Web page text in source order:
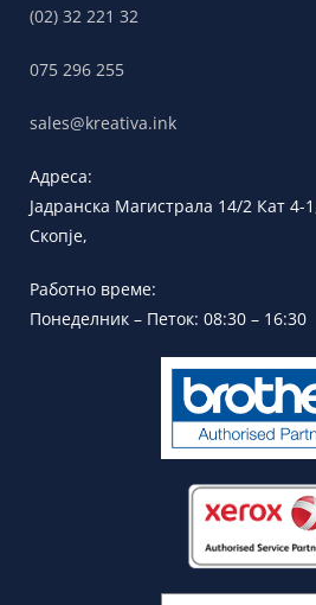
(02) 32 221 32
075 296 255
sales@kreativa.ink
Адреса:
Јадранска Магистрала 14/2 Кат 4-
Скопје,
Работно време:
Понеделник – Петок: 08:30 – 16:30